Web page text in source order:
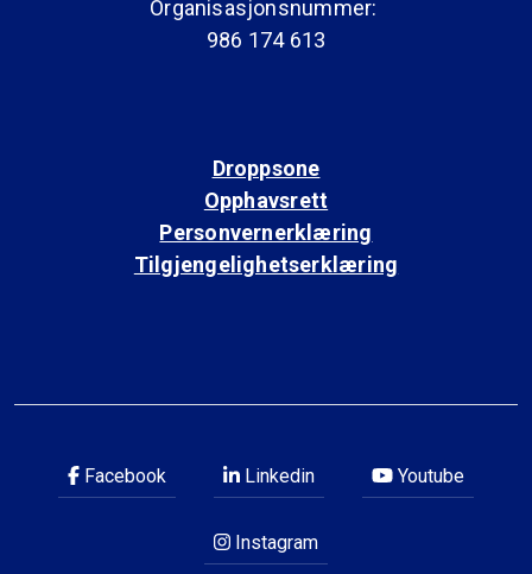
Organisasjonsnummer:
986 174 613
Droppsone
Opphavsrett
Personvernerklæring
Tilgjengelighetserklæring
Facebook Linkedin Youtube
Instagram